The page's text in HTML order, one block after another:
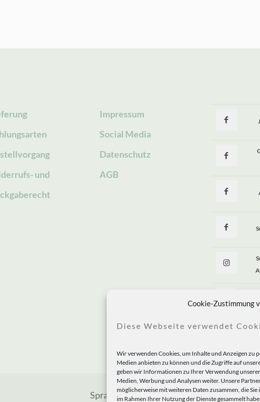
Cookie-Zustimmung
Diese Webseite verwendet
Wir verwenden Cookies, um Inhalte und Anzeigen zu
Medien anbieten zu können und die Zugriffe auf
geben wir Informationen zu Ihrer Verwendung
Medien, Werbung und Analysen weiter. Unsere
möglicherweise mit weiteren Daten zusammen, die
im Rahmen Ihrer Nutzung der Dienste gesammelt
und
Impressum
Social Media
Datenschutz
AGB
Sprachen